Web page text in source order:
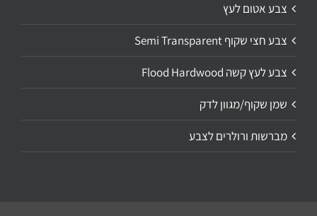
צבע אטום לעץ
צבע חצי שקוף Semi Transparent
צבע לעץ קשה Flood Hardwood
שמן שקוף/מגוון לדק
מברשות ורולרים לצבע